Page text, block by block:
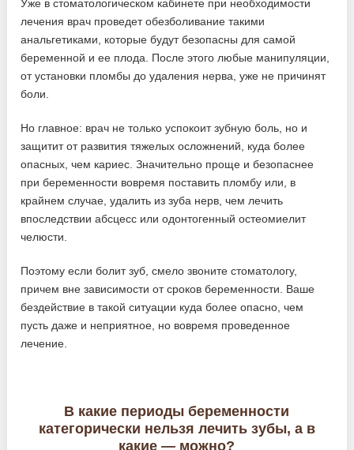
Уже в стоматологическом кабинете при необходимости
лечения врач проведет обезболивание такими
анальгетиками, которые будут безопасны для самой
беременной и ее плода. После этого любые манипуляции,
от установки пломбы до удаления нерва, уже не причинят
боли.
Но главное: врач не только успокоит зубную боль, но и
защитит от развития тяжелых осложнений, куда более
опасных, чем кариес. Значительно проще и безопаснее
при беременности вовремя поставить пломбу или, в
крайнем случае, удалить из зуба нерв, чем лечить
впоследствии абсцесс или одонтогенный остеомиелит
челюсти.
Поэтому если болит зуб, смело звоните стоматологу,
причем вне зависимости от сроков беременности. Ваше
бездействие в такой ситуации куда более опасно, чем
пусть даже и неприятное, но вовремя проведенное
лечение.
В какие периоды беременности
категорически нельзя лечить зубы, а в
какие — можно?